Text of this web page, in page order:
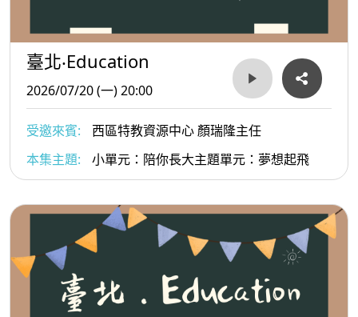
臺北‧Education
2026/07/20 (一) 20:00
受邀來賓:
西區特教資源中心 顏瑞隆主任
本集主題:
小單元：陪你長大主題單元：夢想起飛